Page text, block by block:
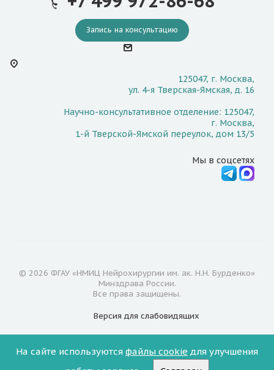
Запись на консультацию
125047, г. Москва,
ул. 4-я Тверская-Ямская, д. 16
Научно-консультативное отделение: 125047,
г. Москва,
1-й Тверской-Ямской переулок, дом 13/5
Мы в соцсетях
© 2026 ФГАУ «НМИЦ Нейрохирургии им. ак. Н.Н. Бурденко»
Минздрава России.
Все права защищены.
Версия для слабовидящих
Надзорные органы
На сайте используются файлы cookie для улучшения